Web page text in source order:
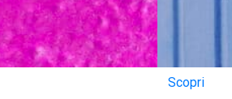
Scopri